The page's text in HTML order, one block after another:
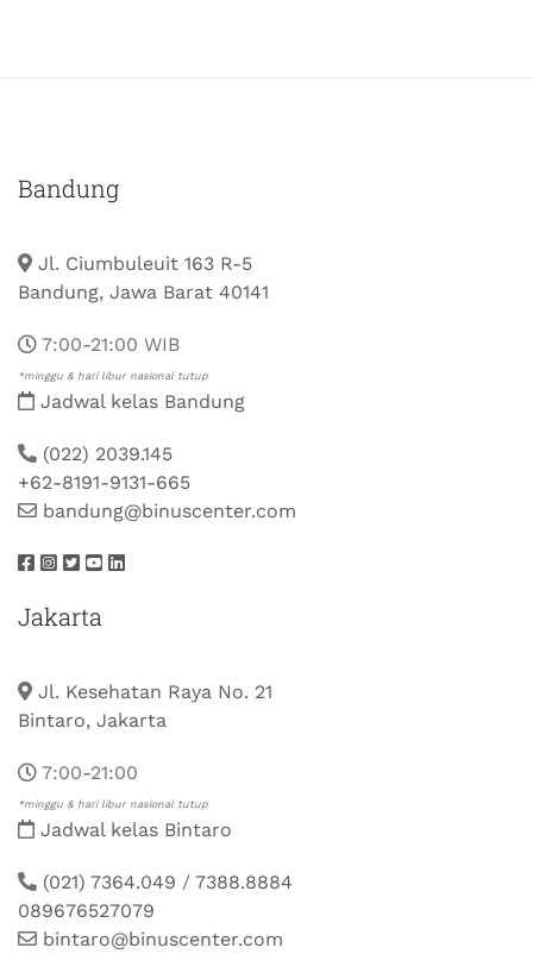
Bandung
Jl. Ciumbuleuit 163 R-5
Bandung, Jawa Barat 40141
7:00-21:00 WIB
*minggu & hari libur nasional tutup
Jadwal kelas Bandung
(022) 2039.145
+62-8191-9131-665
bandung@binuscenter.com
Jakarta
Jl. Kesehatan Raya No. 21
Bintaro, Jakarta
7:00-21:00
*minggu & hari libur nasional tutup
Jadwal kelas Bintaro
(021) 7364.049 / 7388.8884
089676527079
bintaro@binuscenter.com